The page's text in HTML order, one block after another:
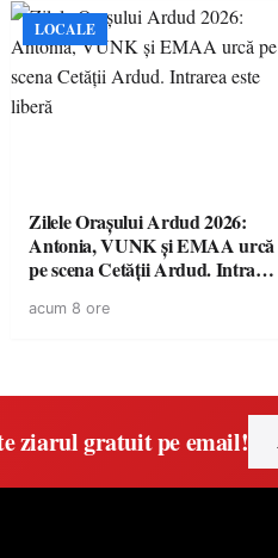
LOCALE
Zilele Orașului Ardud 2026:
Antonia, VUNK și EMAA urcă
pe scena Cetății Ardud. Intrarea
acum 8 ore
ziarul gratuit pe email!